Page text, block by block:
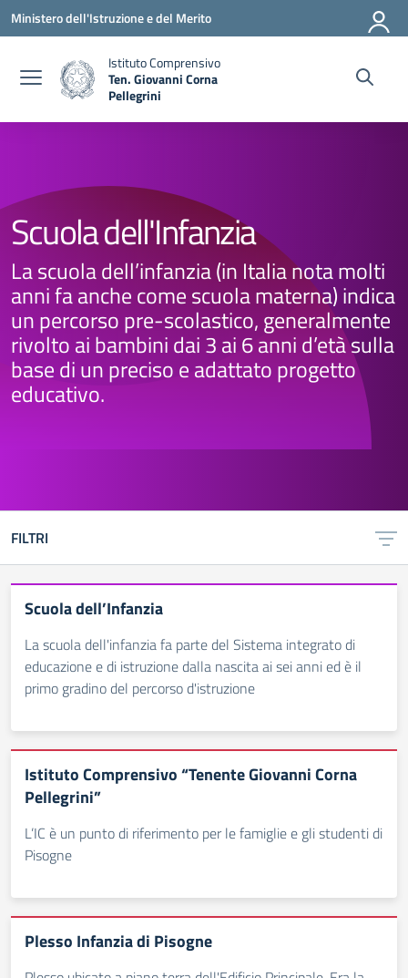
Vai ai contenuti
Vai al menu di navigazione
Vai al footer
Ministero dell'Istruzione e del Merito
Istituto Comprensivo
Ten. Giovanni Corna
Pellegrini
Scuola dell'Infanzia
La scuola dell’infanzia (in Italia nota molti
anni fa anche come scuola materna) indica
un percorso pre-scolastico, generalmente
rivolto ai bambini dai 3 ai 6 anni d’età sulla
base di un preciso e adattato progetto
educativo.
FILTRI
Scuola dell’Infanzia
La scuola dell'infanzia fa parte del Sistema integrato di
educazione e di istruzione dalla nascita ai sei anni ed è il
primo gradino del percorso d'istruzione
Istituto Comprensivo “Tenente Giovanni Corna
Pellegrini”
L’IC è un punto di riferimento per le famiglie e gli studenti di
Pisogne
Plesso Infanzia di Pisogne